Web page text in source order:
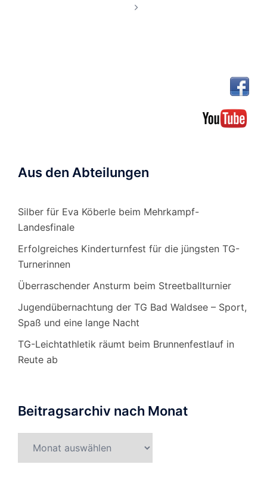
Aus den Abteilungen
Silber für Eva Köberle beim Mehrkampf-
Landesfinale
Erfolgreiches Kinderturnfest für die jüngsten TG-
Turnerinnen
Überraschender Ansturm beim Streetballturnier
Jugendübernachtung der TG Bad Waldsee – Sport,
Spaß und eine lange Nacht
TG-Leichtathletik räumt beim Brunnenfestlauf in
Reute ab
Beitragsarchiv nach Monat